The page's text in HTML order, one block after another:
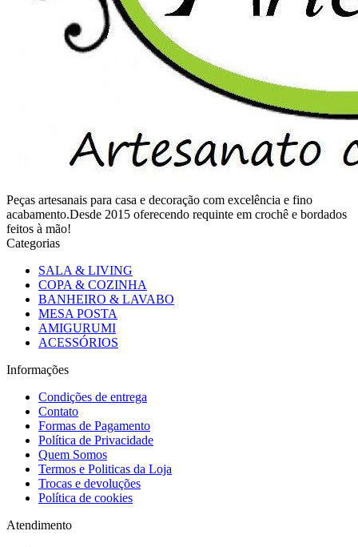
Peças artesanais para casa e decoração com excelência e fino
acabamento.Desde 2015 oferecendo requinte em crochê e bordados
feitos à mão!
Categorias
SALA & LIVING
COPA & COZINHA
BANHEIRO & LAVABO
MESA POSTA
AMIGURUMI
ACESSÓRIOS
Informações
Condições de entrega
Contato
Formas de Pagamento
Política de Privacidade
Quem Somos
Termos e Politicas da Loja
Trocas e devoluções
Política de cookies
Atendimento